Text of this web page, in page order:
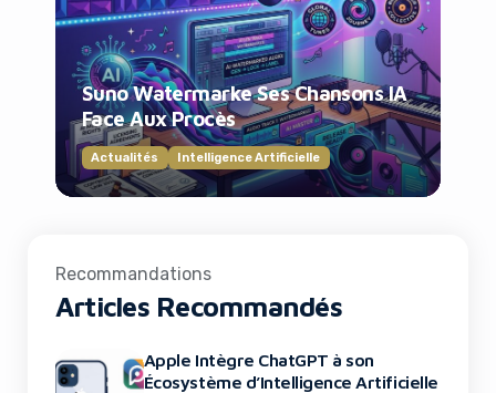
Suno Watermarke Ses Chansons IA
Face Aux Procès
Actualités Intelligence Artificielle
Recommandations
Articles Recommandés
Apple Intègre ChatGPT à son
Écosystème d’Intelligence Artificielle